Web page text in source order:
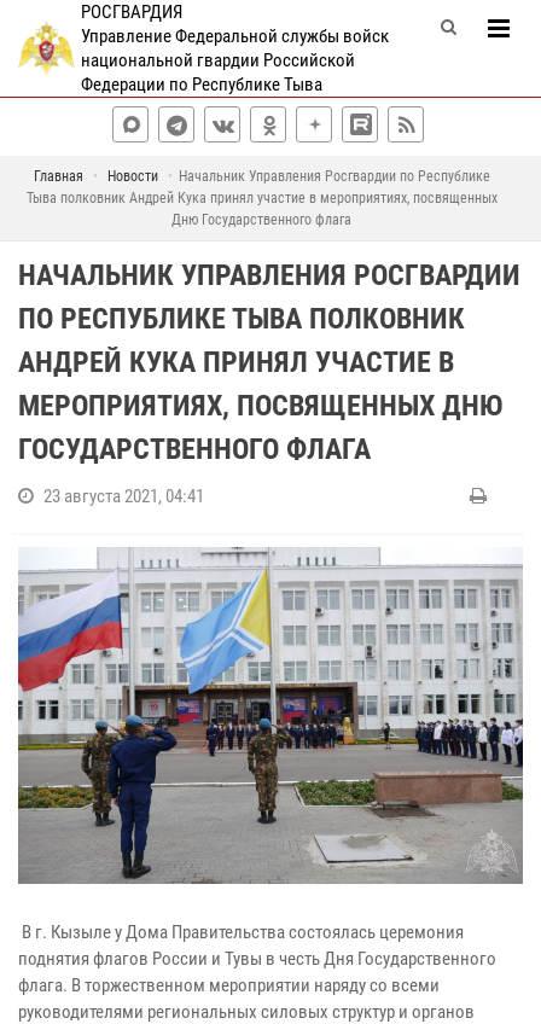
РОСГВАРДИЯ
Управление Федеральной службы войск
национальной гвардии Российской
Федерации по Республике Тыва
Главная Новости
Начальник Управления Росгвардии по Республике
Тыва полковник Андрей Кука принял участие в мероприятиях, посвященных
Дню Государственного флага
НАЧАЛЬНИК УПРАВЛЕНИЯ РОСГВАРДИИ
ПО РЕСПУБЛИКЕ ТЫВА ПОЛКОВНИК
АНДРЕЙ КУКА ПРИНЯЛ УЧАСТИЕ В
МЕРОПРИЯТИЯХ, ПОСВЯЩЕННЫХ ДНЮ
ГОСУДАРСТВЕННОГО ФЛАГА
23 августа 2021, 04:41
В г. Кызыле у Дома Правительства состоялась церемония
поднятия флагов России и Тувы в честь Дня Государственного
флага. В торжественном мероприятии наряду со всеми
руководителями региональных силовых структур и органов